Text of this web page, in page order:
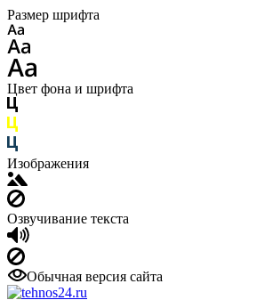
Размер шрифта
Цвет фона и шрифта
Изображения
Озвучивание текста
Обычная версия сайта